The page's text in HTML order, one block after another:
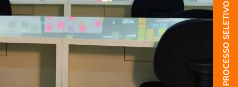
PROCESSO SELETIVO